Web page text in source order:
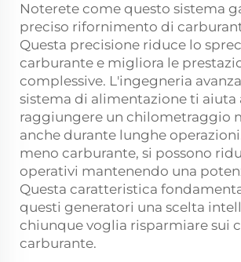
Noterete come questo sistema
preciso rifornimento di
Questa precisione riduce lo
carburante e migliora le
complessive. L'ingegneria
sistema di alimentazione ti aiuta
raggiungere un chilometraggio
anche durante lunghe
meno carburante, si possono
operativi mantenendo una
Questa caratteristica
questi generatori una scelta
chiunque voglia risparmiare sui
carburante.